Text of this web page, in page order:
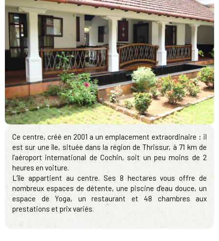
Ce centre, créé en 2001 a un emplacement extraordinaire : il
est sur une île, située dans la région de Thrissur, à 71 km de
l’aéroport international de Cochin, soit un peu moins de 2
heures en voiture.
L’île appartient au centre. Ses 8 hectares vous offre de
nombreux espaces de détente, une piscine d’eau douce, un
espace de Yoga, un restaurant et 48 chambres aux
prestations et prix variés.